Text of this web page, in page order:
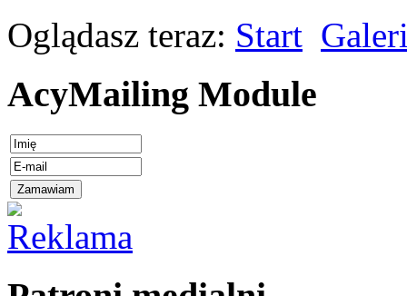
Oglądasz teraz: Start
AcyMailing Module